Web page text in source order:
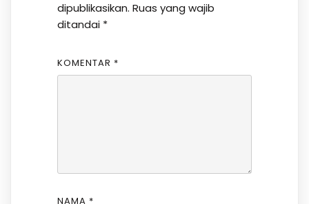
dipublikasikan. Ruas yang wajib
ditandai *
KOMENTAR *
NAMA *